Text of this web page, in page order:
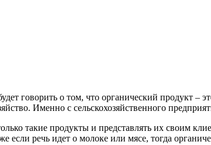
говорить о том, что органический продукт –
Именно с сельскохозяйственного
такие продукты и представлять их своим
если речь идет о молоке или мясе, тогда